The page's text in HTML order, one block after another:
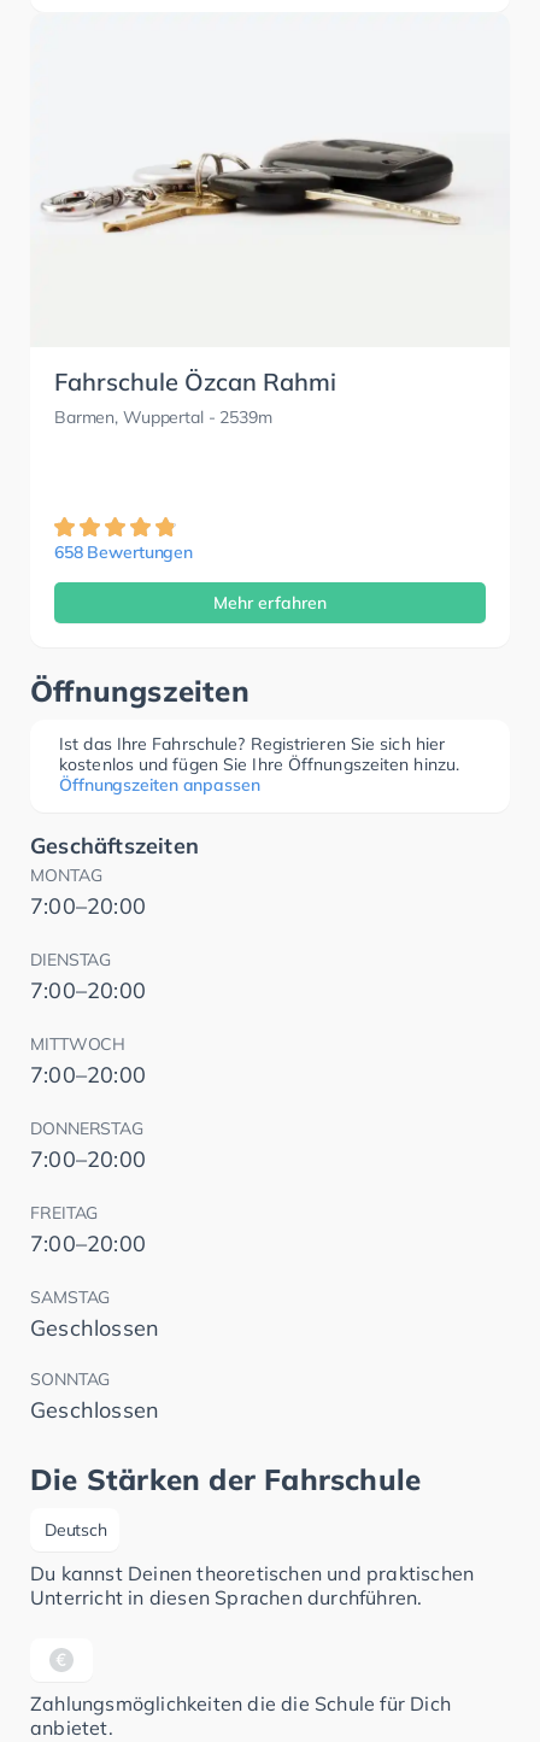
Fahrschule Özcan Rahmi
Barmen, Wuppertal- 2539m
658 Bewertungen
Mehr erfahren
Öffnungszeiten
Ist das Ihre Fahrschule? Registrieren Sie sich hier
kostenlos und fügen Sie Ihre Öffnungszeiten hinzu.
Öffnungszeiten anpassen
Geschäftszeiten
MONTAG
7:00–20:00
DIENSTAG
7:00–20:00
MITTWOCH
7:00–20:00
DONNERSTAG
7:00–20:00
FREITAG
7:00–20:00
SAMSTAG
Geschlossen
SONNTAG
Geschlossen
Die Stärken der Fahrschule
Deutsch
Du kannst Deinen theoretischen und praktischen
Unterricht in diesen Sprachen durchführen.
Zahlungsmöglichkeiten die die Schule für Dich
anbietet.